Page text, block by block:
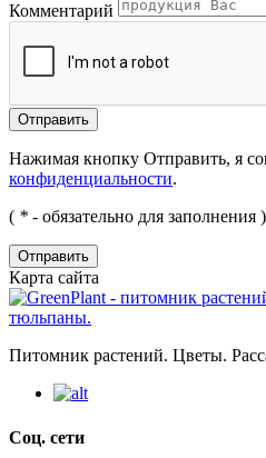
Комментарий
Нажимая кнопку Отправить, я
конфиденциальности.
( * - обязательно для заполнения )
Отправить
Карта сайта
Питомник растений. Цветы.
Соц. сети